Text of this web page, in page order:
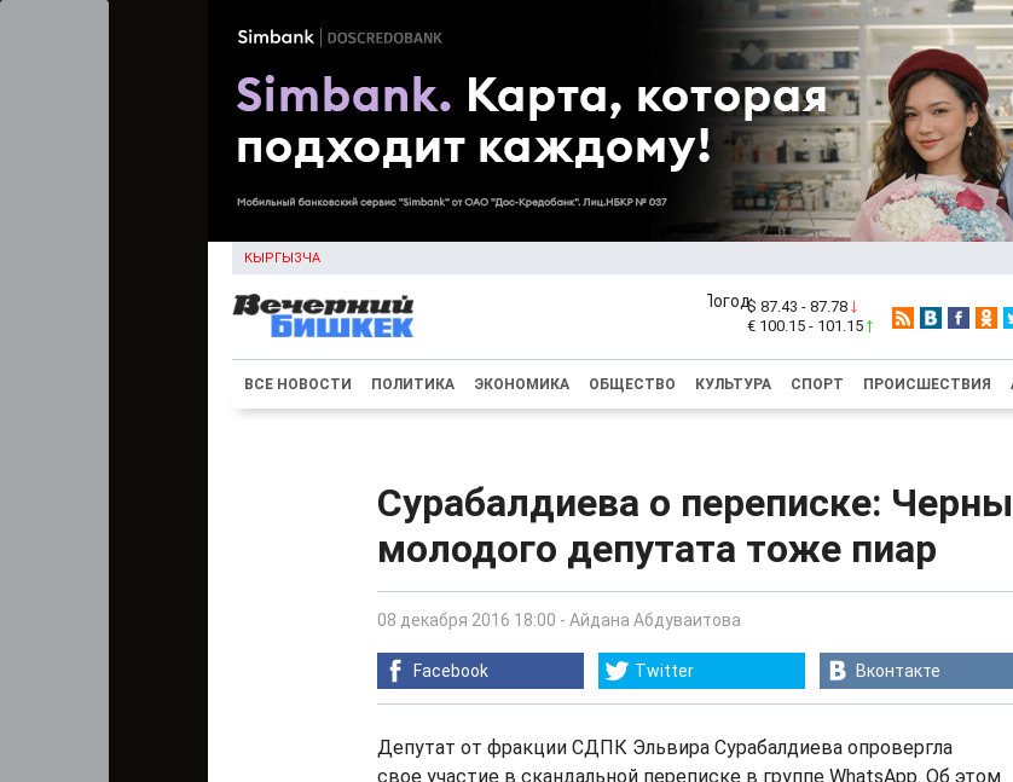
КЫРГЫЗЧА
$ 87.43 - 87.78
€ 100.15 - 101.15
ВСЕ НОВОСТИ ПОЛИТИКА ЭКОНОМИКА ОБЩЕСТВО КУЛЬТУРА СПОРТ ПРОИСШЕСТВИЯ
Сурабалдиева о переписке:
молодого депутата тоже пиар
08 декабря 2016 18:00 - Айдана Абдуваитова
Facebook Twitter Вконтакте
Депутат от фракции СДПК Эльвира Сурабалдиева опровергла
свое участие в скандальной переписке в группе WhatsApp. Об этом